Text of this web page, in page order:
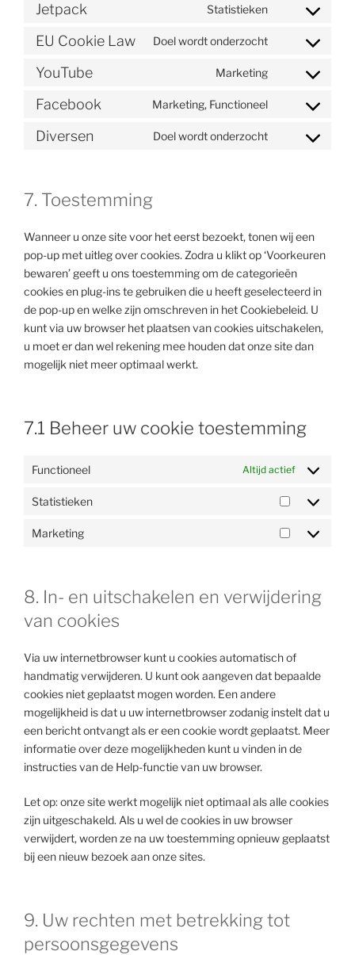
service
wordpress
Jetpack Statistieken
Consent
service
jetpack
EU Cookie Law Doel wordt onderzocht
Consent
service
YouTube Marketing
Consent
service
youtube
Facebook Marketing, Functioneel
Consent
service
Diversen Doel wordt onderzocht
Consent
7. Toestemming
Wanneer u onze site voor het eerst bezoekt, tonen wij een
pop-up met uitleg over cookies. Zodra u klikt op ‘Voorkeuren
bewaren’ geeft u ons toestemming om de categorieën
cookies en plug-ins te gebruiken die u heeft geselecteerd in
de pop-up en welke zijn omschreven in het Cookiebeleid. U
kunt via uw browser het plaatsen van cookies uitschakelen,
u moet er dan wel rekening mee houden dat onze site dan
mogelijk niet meer optimaal werkt.
7.1 Beheer uw cookie toestemming
Functioneel Altijd actief
Statistieken
Statistieken
Marketing
Marketing
8. In- en uitschakelen en verwijdering
van cookies
Via uw internetbrowser kunt u cookies automatisch of
handmatig verwijderen. U kunt ook aangeven dat bepaalde
cookies niet geplaatst mogen worden. Een andere
mogelijkheid is dat u uw internetbrowser zodanig instelt dat u
een bericht ontvangt als er een cookie wordt geplaatst. Meer
informatie over deze mogelijkheden kunt u vinden in de
instructies van de Help-functie van uw browser.
Let op: onze site werkt mogelijk niet optimaal als alle cookies
zijn uitgeschakeld. Als u wel de cookies in uw browser
verwijdert, worden ze na uw toestemming opnieuw geplaatst
bij een nieuw bezoek aan onze sites.
9. Uw rechten met betrekking tot
persoonsgegevens